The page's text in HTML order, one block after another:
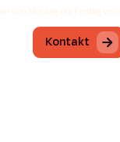
von Montag bis Freitag von
Kontakt